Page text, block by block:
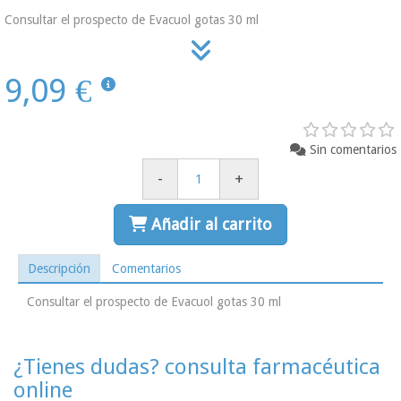
Consultar el prospecto de Evacuol gotas 30 ml
9,09 €
Sin comentarios
- +
Añadir al carrito
Descripción Comentarios
Consultar el prospecto de Evacuol gotas 30 ml
¿Tienes dudas? consulta farmacéutica
online